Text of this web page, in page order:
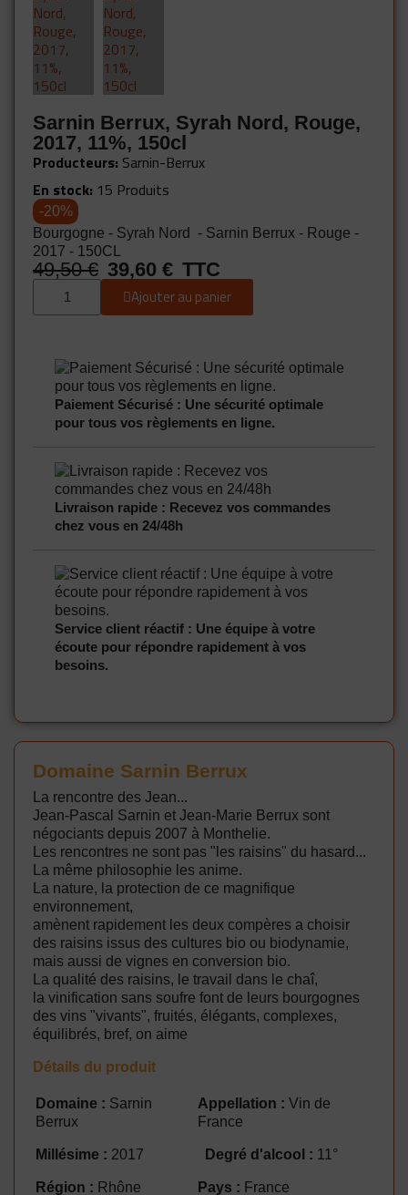
Sarnin Berrux, Syrah Nord, Rouge,
2017, 11%, 150cl
Producteurs Sarnin-Berrux
En stock 15 Produits
-20%
Bourgogne - Syrah Nord - Sarnin Berrux - Rouge -
2017 - 150CL
49,50 € 39,60 € TTC
Ajouter au panier
Paiement Sécurisé : Une sécurité optimale
pour tous vos règlements en ligne.
Livraison rapide : Recevez vos commandes
chez vous en 24/48h
Service client réactif : Une équipe à votre
écoute pour répondre rapidement à vos
besoins.
Domaine Sarnin Berrux
La rencontre des Jean...
Jean-Pascal Sarnin et Jean-Marie Berrux sont
négociants depuis 2007 à Monthelie.
Les rencontres ne sont pas "les raisins" du hasard...
La même philosophie les anime.
La nature, la protection de ce magnifique
environnement,
amènent rapidement les deux compères a choisir
des raisins issus des cultures bio ou biodynamie,
mais aussi de vignes en conversion bio.
La qualité des raisins, le travail dans le chaî,
la vinification sans soufre font de leurs bourgognes
des vins "vivants", fruités, élégants, complexes,
équilibrés, bref, on aime
Détails du produit
Domaine : Sarnin
Berrux
Appellation : Vin de
France
Millésime : 2017 Degré d'alcool : 11°
Région : Rhône Pays : France